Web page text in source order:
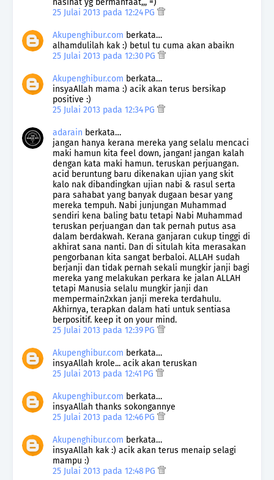
nasihat yg bermanfaat,,, =)
25 Julai 2013 pada 12:24 PG
Akupenghibur.com berkata…
alhamdulilah kak :) betul tu cuma akan abaikn
25 Julai 2013 pada 12:30 PG
Akupenghibur.com berkata…
insyaAllah mama :) acik akan terus bersikap
positive :)
25 Julai 2013 pada 12:34 PG
adarain berkata…
jangan hanya kerana mereka yang selalu mencaci
maki hamun kita feel down, jangan! jangan kalah
dengan kata maki hamun. teruskan perjuangan.
acid beruntung baru dikenakan ujian yang skit
kalo nak dibandingkan ujian nabi & rasul serta
para sahabat yang banyak dugaan besar yang
mereka tempuh. Nabi junjungan Muhammad
sendiri kena baling batu tetapi Nabi Muhammad
teruskan perjuangan dan tak pernah putus asa
dalam berdakwah. Kerana ganjaran cukup tinggi di
akhirat sana nanti. Dan di situlah kita merasakan
pengorbanan kita sangat berbaloi. ALLAH sudah
berjanji dan tidak pernah sekali mungkir janji bagi
mereka yang melakukan perkara ke jalan ALLAH
tetapi Manusia selalu mungkir janji dan
mempermain2xkan janji mereka terdahulu.
Akhirnya, terapkan dalam hati untuk sentiasa
berpositif. keep it on your mind.
25 Julai 2013 pada 12:39 PG
Akupenghibur.com berkata…
insyaAllah krole... acik akan teruskan
25 Julai 2013 pada 12:41 PG
Akupenghibur.com berkata…
insyaAllah thanks sokongannye
25 Julai 2013 pada 12:46 PG
Akupenghibur.com berkata…
insyaAllah kak :) acik akan terus menaip selagi
mampu :)
25 Julai 2013 pada 12:48 PG